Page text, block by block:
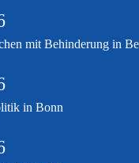
mit Behinderung in
in Bonn